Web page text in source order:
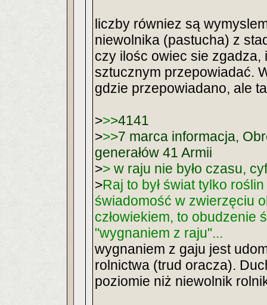
liczby równiez są
niewolnika (pastucha) z
czy ilośc owiec sie zgadza,
sztucznym przepowiadać.
gdzie przepowiadano, ale
>>>4141
>>>7 marca informacja,
generałów 41 Armii
>> w raju nie było czasu,
>Raj to był świat tylko
świadomość w zwierzęciu
człowiekiem, to obudzenie
"wygnaniem z raju"...
wygnaniem z gaju jest
rolnictwa (trud oracza).
poziomie niż niewolnik